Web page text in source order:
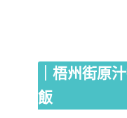
｜梧州街原
飯